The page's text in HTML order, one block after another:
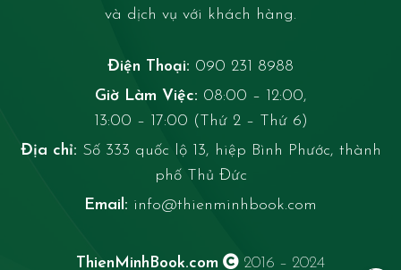
và dịch vụ với khách hàng.
Điện Thoại: 090 231 8988
Giờ Làm Việc: 08:00 – 12:00,
13:00 – 17:00 (Thứ 2 – Thứ 6)
Địa chỉ: Số 333 quốc lộ 13, hiệp Bình Phước, thành
phố Thủ Đức
Email: info@thienminhbook.com
ThienMinhBook.com 2016 – 2024